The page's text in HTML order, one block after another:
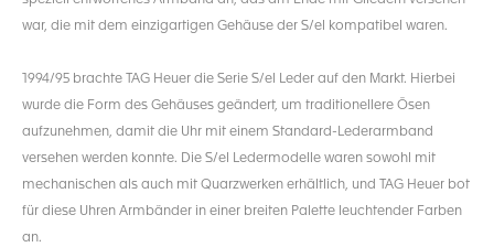
war, die mit dem einzigartigen Gehäuse der S/el kompatibel waren.
1994/95 brachte TAG Heuer die Serie S/el Leder auf den Markt. Hierbei
wurde die Form des Gehäuses geändert, um traditionellere Ösen
aufzunehmen, damit die Uhr mit einem Standard-Lederarmband
versehen werden konnte. Die S/el Ledermodelle waren sowohl mit
mechanischen als auch mit Quarzwerken erhältlich, und TAG Heuer bot
für diese Uhren Armbänder in einer breiten Palette leuchtender Farben
an.